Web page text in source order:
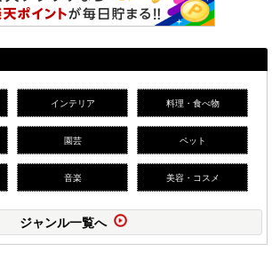
インテリア 料理・食べ物
園芸 ペット
音楽 美容・コスメ
ジャンル一覧へ